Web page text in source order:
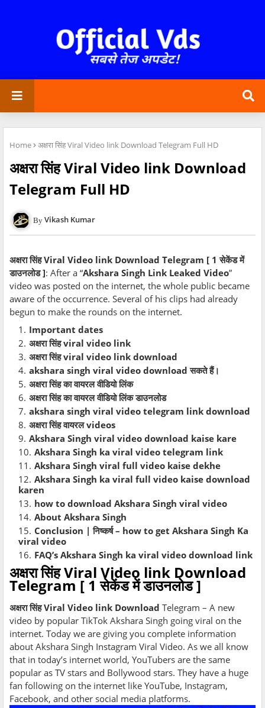
Home अक्षरा सिंह Viral Video link Download Telegram Full HD
अक्षरा सिंह Viral Video link Download
Telegram Full HD
Vikash Kumar
अक्षरा सिंह Viral Video link Download Telegram [ 1 सेकेंड में
डाउनलोड ]: After a “Akshara Singh Link Leaked Video”
video was posted on the internet, the whole public became
aware of the occurrence. Several of his clips had already
begun to make the rounds on the internet.
Important dates
अक्षरा सिंह viral video link
अक्षरा सिंह viral video link download
akshara singh viral video download सकते हैं।
अक्षरा सिंह का वायरल वीडियो लिंक
अक्षरा सिंह का वायरल वीडियो लिंक डाउनलोड
akshara singh viral video telegram link download
अक्षरा सिंह वायरल videos
Akshara Singh viral video download kaise kare
Akshara Singh ka viral video telegram link
Akshara Singh viral full video kaise dekhe
Akshara Singh ka viral full video kaise download
karen
how to download Akshara Singh viral video
About Akshara Singh
Conclusion | निष्कर्ष – how to get Akshara Singh Ka
viral video
FAQ’s Akshara Singh ka viral video download link
अक्षरा सिंह Viral Video link Download
Telegram [ 1 सेकेंड में डाउनलोड ]
अक्षरा सिंह Viral Video link Download Telegram – A new
video by popular TikTok Akshara Singh going viral on the
internet. Today we are giving you complete information
about Akshara Singh Instagram Viral Video. As we all know
that in today’s internet world, YouTubers are the same
popular as TV stars and Bollywood stars. They have a huge
fan following on the internet like YouTube, Instagram,
Facebook, and other social media platforms.